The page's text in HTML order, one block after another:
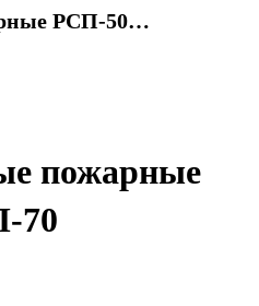
РСП-50…
пожарные
70